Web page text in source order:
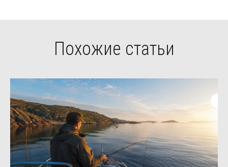
Похожие статьи